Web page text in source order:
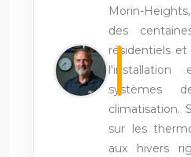
Morin-
des
résidentiels
systèmes
climatisation.
sur les
aux hivers